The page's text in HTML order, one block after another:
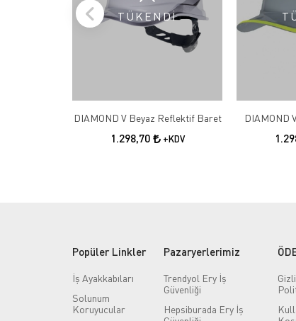
TÜKENDİ
DIAMOND V Beyaz Reflektif Baret
1.298,70 +KDV
DIAMOND
Popüler Linkler
İş Ayakkabıları
Solunum
Koruyucular
Pazaryerlerimiz
Trendyol Ery İş
Güvenliği
Hepsiburada Ery İş